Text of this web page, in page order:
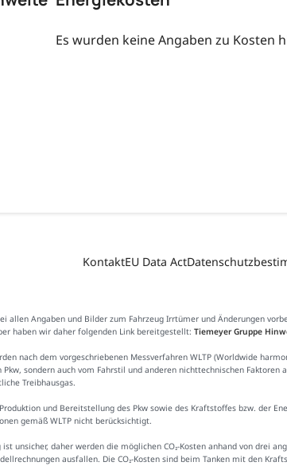
Es wurden keine Angaben zu Kosten
KontaktEU Data Act
Angaben und Bilder zum Fahrzeug Irrtümer und Änderungen
haben wir daher folgenden Link bereitgestellt: Tiemeyer Gruppe
nach dem vorgeschriebenen Messverfahren WLTP (Worldwide
sondern auch vom Fahrstil und anderen nichttechnischen Faktoren
Treibhausgas.
und Bereitstellung des Pkw sowie des Kraftstoffes bzw. der
gemäß WLTP nicht berücksichtigt.
daher werden die möglichen CO₂-Kosten anhand von drei
ausfallen. Die CO₂-Kosten sind beim Tanken mit den